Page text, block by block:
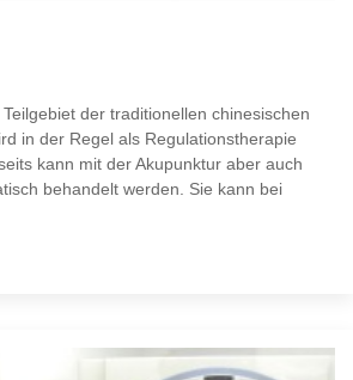
der traditionellen chinesischen
in der Regel als Regulationstherapie
kann mit der Akupunktur aber auch
behandelt werden. Sie kann bei